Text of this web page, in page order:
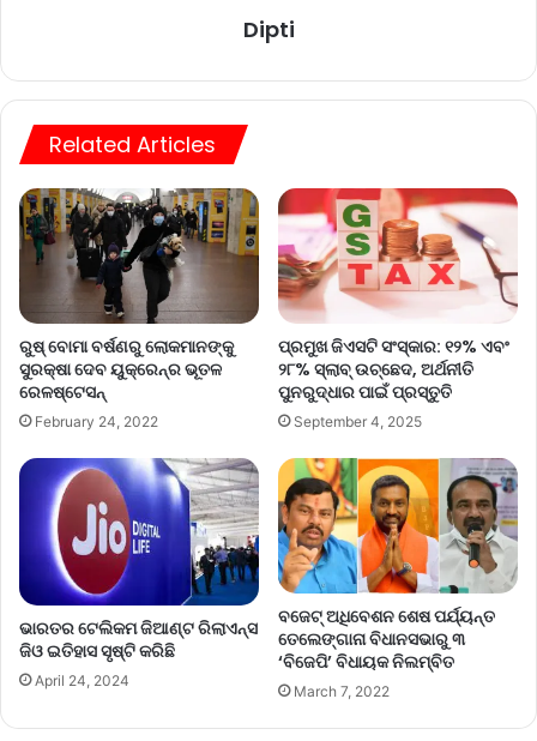
Dipti
Related Articles
ରୁଷ୍‌ ବୋମା ବର୍ଷଣରୁ ଲୋକମାନଙ୍କୁ
ସୁରକ୍ଷା ଦେବ ୟୁକ୍ରେନ୍‌ର ଭୂତଳ
ରେଳଷ୍ଟେସନ୍‌
February 24, 2022
ପ୍ରମୁଖ ଜିଏସଟି ସଂସ୍କାର: ୧୨% ଏବଂ
୨୮% ସ୍ଲାବ୍ ଉଚ୍ଛେଦ, ଅର୍ଥନୀତି
ପୁନରୁଦ୍ଧାର ପାଇଁ ପ୍ରସ୍ତୁତି
September 4, 2025
ଭାରତର ଟେଲିକମ ଜିଆଣ୍ଟ ରିଲାଏନ୍ସ
ଜିଓ ଇତିହାସ ସୃଷ୍ଟି କରିଛି
April 24, 2024
ବଜେଟ୍‌ ଅଧିବେଶନ ଶେଷ ପର୍ଯ୍ୟନ୍ତ
ତେଲେଙ୍ଗାନା ବିଧାନସଭାରୁ ୩
‘ବିଜେପି’ ବିଧାୟକ ନିଲମ୍ବିତ
March 7, 2022